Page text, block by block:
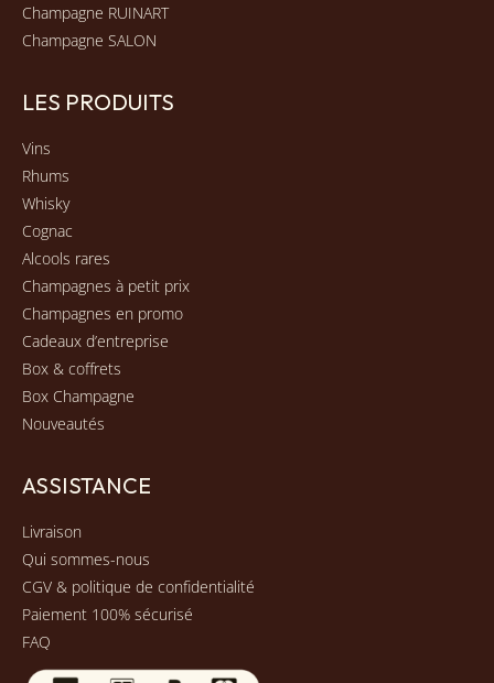
Champagne RUINART
Champagne SALON
LES PRODUITS
Vins
Rhums
Whisky
Cognac
Alcools rares
Champagnes à petit prix
Champagnes en promo
Cadeaux d’entreprise
Box & coffrets
Box Champagne
Nouveautés
ASSISTANCE
Livraison
Qui sommes-nous
CGV & politique de confidentialité
Paiement 100% sécurisé
FAQ